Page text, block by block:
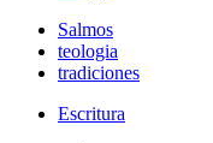
Salmos
teologia
tradiciones
Escritura